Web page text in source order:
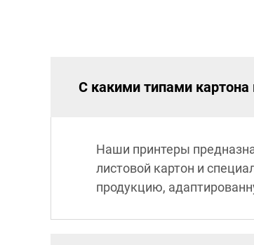
С какими типами
Наши принтеры
листовой картон и
продукцию,